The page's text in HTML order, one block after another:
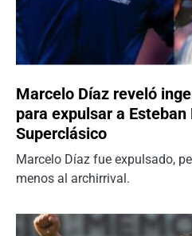
Marcelo Díaz reveló
para expulsar a Esteban
Superclásico
Marcelo Díaz fue expulsado,
menos al archirrival.